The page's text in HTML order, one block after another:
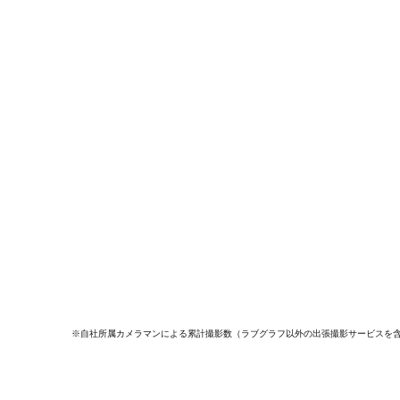
※自社所属カメラマンによる累計撮影数（ラブグラフ以外の出張撮影サービスを